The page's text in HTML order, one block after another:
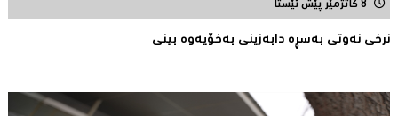
8 کاتژمێر پێش ئێستا
نرخی نه‌وتی به‌سڕه‌ دابه‌زینی به‌خۆیه‌وه‌ بینی